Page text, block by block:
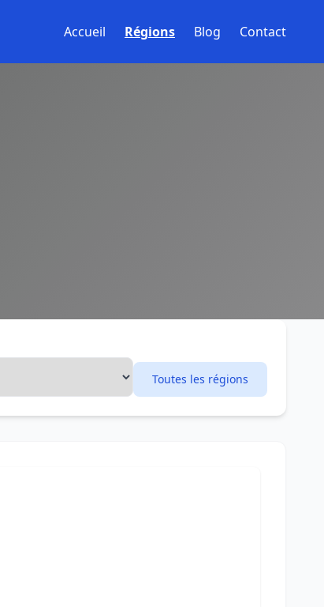
Accueil Régions Blog Contact
Toutes les régions